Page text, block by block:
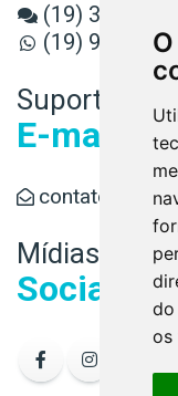
do
os
(19) 3589-
(19) 98891-
Suporte
E-mail
Mídias
Sociais